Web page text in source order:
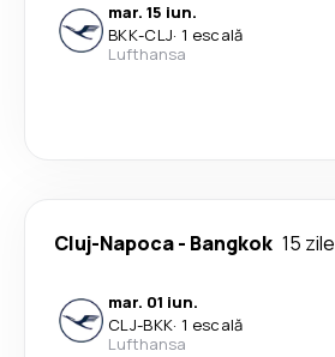
mar. 15 iun.
BKK-CLJ· 1 escală
Lufthansa
Cluj-Napoca- Bangkok 15 zile
mar. 01 iun.
CLJ-BKK· 1 escală
Lufthansa